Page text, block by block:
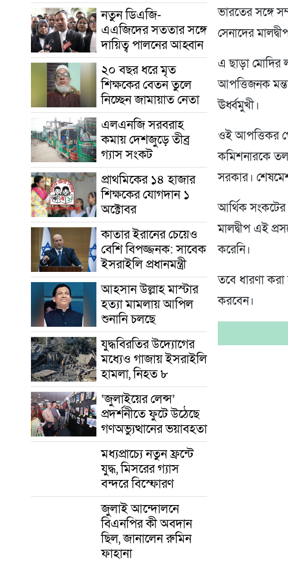
নতুন ডিএজি-
এএজিদের সততার সঙ্গে
দায়িত্ব পালনের আহ্বান
২০ বছর ধরে মৃত
শিক্ষকের বেতন তুলে
নিচ্ছেন জামায়াত নেতা
এলএনজি সরবরাহ
কমায় দেশজুড়ে তীব্র
গ্যাস সংকট
প্রাথমিকের ১৪ হাজার
শিক্ষকের যোগদান ১
অক্টোবর
কাতার ইরানের চেয়েও
বেশি বিপজ্জনক: সাবেক
ইসরাইলি প্রধানমন্ত্রী
আহসান উল্লাহ মাস্টার
হত্যা মামলায় আপিল
শুনানি চলছে
যুদ্ধবিরতির উদ্যোগের
মধ্যেও গাজায় ইসরাইলি
হামলা, নিহত ৮
‘জুলাইয়ের লেন্স’
প্রদর্শনীতে ফুটে উঠেছে
গণঅভ্যুত্থানের ভয়াবহতা
মধ্যপ্রাচ্যে নতুন ফ্রন্টে
যুদ্ধ, মিসরের গ্যাস
বন্দরে বিস্ফোরণ
জুলাই আন্দোলনে
বিএনপির কী অবদান
ছিল, জানালেন রুমিন
ফাহানা
ভারতের সঙ্গে
সেনাদের
এ ছাড়া মোদির
আপত্তিজনক
ঊর্ধ্বমুখী।
ওই আপত্তিকর
কমিশনারকে
সরকার।
আর্থিক সংকটের
মালদ্বীপ এই
করেনি।
তবে ধারণা
করবেন।